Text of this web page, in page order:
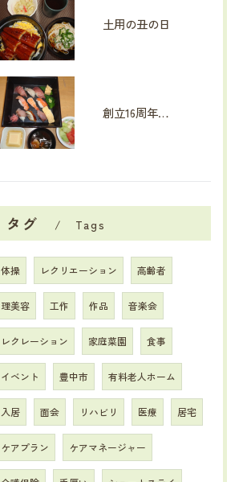
土用の丑の日
創立16周年イベント
タグ Tags
体操 レクリエーション 高齢者
理美容 工作 作品 音楽会
レクレーション 家庭菜園 食事
イベント 豊中市 有料老人ホーム
入居 面会 リハビリ 医療 居宅
ケアプラン ケアマネージャー